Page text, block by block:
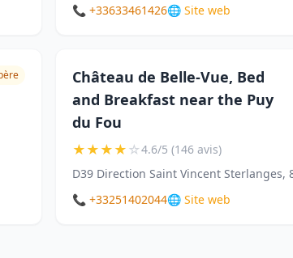
📞 +33633461426🌐 Site web
Château de Belle-Vue, Bed
and Breakfast near the Puy
du Fou
★★★★☆4.6/5 (146 avis)
📞 +33251402044🌐 Site web